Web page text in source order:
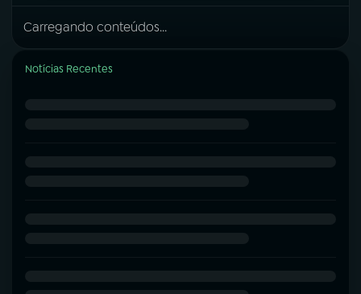
Carregando conteúdos...
Notícias Recentes